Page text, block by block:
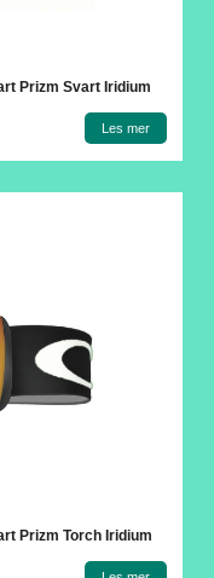
Prizm Svart Iridium
Les mer
Prizm Torch Iridium